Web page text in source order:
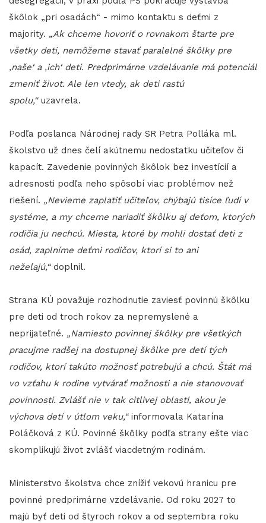
škôlok „pri osadách“ - mimo kontaktu s deťmi z
majority. „Ak chceme hovoriť o rovnakom štarte pre
všetky deti, nemôžeme stavať paralelné škôlky pre
‚naše‘ a ‚ich‘ deti. Predprimárne vzdelávanie má potenciál
zmeniť život. Ale len vtedy, ak deti rastú
spolu,“uzavrela.
Podľa poslanca Národnej rady SR Petra Polláka ml.
školstvo už dnes čelí akútnemu nedostatku učiteľov či
kapacít. Zavedenie povinných škôlok bez investícií a
adresnosti podľa neho spôsobí viac problémov než
riešení. „Nevieme zaplatiť učiteľov, chýbajú tisíce ľudí v
systéme, a my chceme nariadiť škôlku aj deťom, ktorých
rodičia ju nechcú. Miesta, ktoré by mohli dostať deti z
osád, zaplníme deťmi rodičov, ktorí si to ani
neželajú,“doplnil.
Strana KÚ považuje rozhodnutie zaviesť povinnú škôlku
pre deti od troch rokov za nepremyslené a
neprijateľné. „Namiesto povinnej škôlky pre všetkých
pracujme radšej na dostupnej škôlke pre detí tých
rodičov, ktorí takúto možnosť potrebujú a chcú. Štát má
vo vzťahu k rodine vytvárať možnosti a nie stanovovať
povinnosti. Zvlášť nie v tak citlivej oblasti, akou je
výchova detí v útlom veku,“informovala Katarína
Poláčková z KÚ. Povinné škôlky podľa strany ešte viac
skomplikujú život zvlášť viacdetným rodinám.
Ministerstvo školstva chce znížiť vekovú hranicu pre
povinné predprimárne vzdelávanie. Od roku 2027 to
majú byť deti od štyroch rokov a od septembra roku